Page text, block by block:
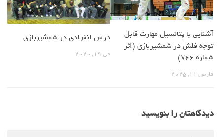
آشنایی با پتانسیل مهارت قابل
توجه فلش در شمشیربازی (اثر
شماره 766)
مارس 11, 2025
درس انفرادی در شمشیربازی
می 19, 2020
دیدگاهتان را بنویسید